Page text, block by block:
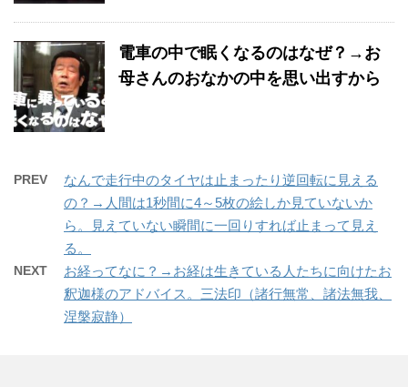
電車の中で眠くなるのはなぜ？→お
母さんのおなかの中を思い出すから
PREV
なんで走行中のタイヤは止まったり逆回転に見える
の？→人間は1秒間に4～5枚の絵しか見ていないか
ら。見えていない瞬間に一回りすれば止まって見え
る。
NEXT
お経ってなに？→お経は生きている人たちに向けたお
釈迦様のアドバイス。三法印（諸行無常、諸法無我、
涅槃寂静）